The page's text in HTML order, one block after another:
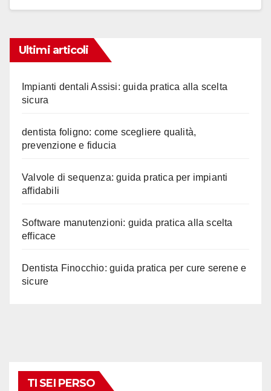
Ultimi articoli
Impianti dentali Assisi: guida pratica alla scelta
sicura
dentista foligno: come scegliere qualità,
prevenzione e fiducia
Valvole di sequenza: guida pratica per impianti
affidabili
Software manutenzioni: guida pratica alla scelta
efficace
Dentista Finocchio: guida pratica per cure serene e
sicure
TI SEI PERSO